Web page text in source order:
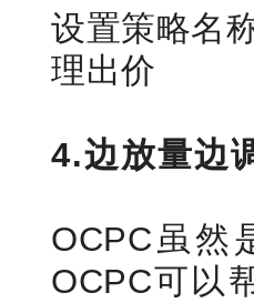
设置策略名
理出价
4.边放量边
OCPC虽然
OCPC可以